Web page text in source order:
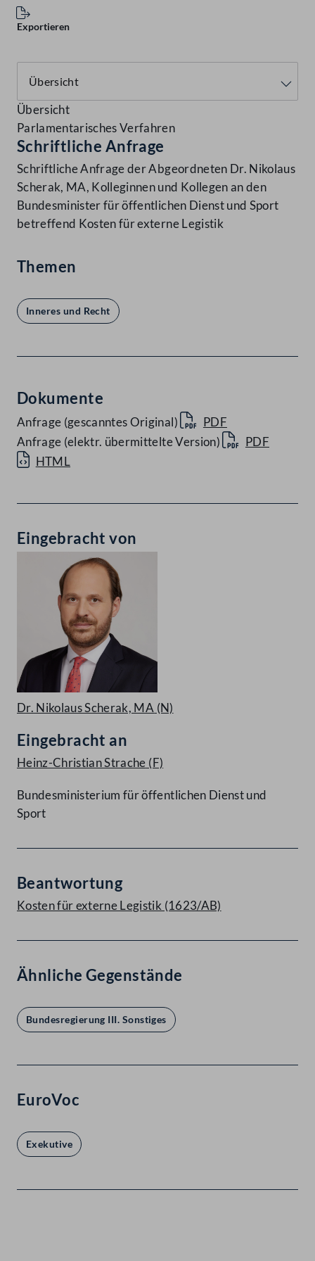
Exportieren
Übersicht
Parlamentarisches Verfahren
Schriftliche Anfrage
Schriftliche Anfrage der Abgeordneten Dr. Nikolaus
Scherak, MA, Kolleginnen und Kollegen an den
Bundesminister für öffentlichen Dienst und Sport
betreffend Kosten für externe Legistik
Themen
Inneres und Recht
Dokumente
Anfrage (gescanntes Original)
PDF
Anfrage (elektr. übermittelte Version)
PDF
HTML
Eingebracht von
Dr. Nikolaus Scherak, MA (N)
Eingebracht an
Heinz-Christian Strache (F)
Bundesministerium für öffentlichen Dienst und
Sport
Beantwortung
Kosten für externe Legistik (1623/AB)
Ähnliche Gegenstände
Bundesregierung III. Sonstiges
EuroVoc
Exekutive